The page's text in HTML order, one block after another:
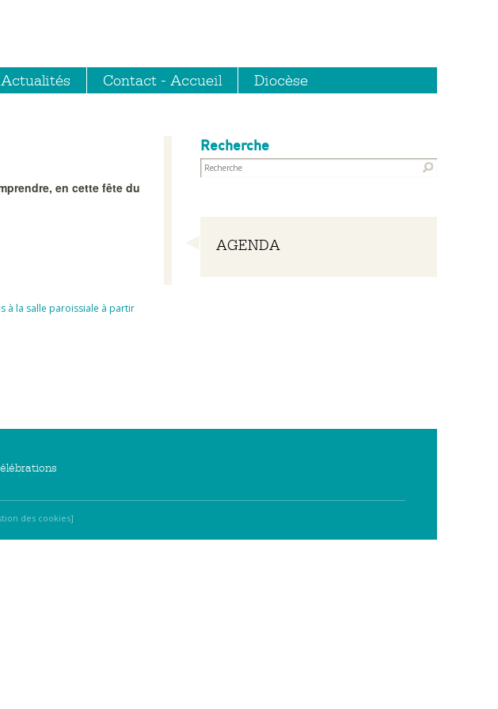
Actualités Contact - Accueil Diocèse
Recherche
Navigation
AGENDA
en cette fête du
à la salle paroissiale à partir
des cookies